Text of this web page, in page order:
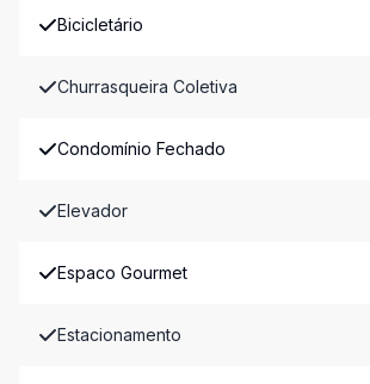
Bicicletário
Churrasqueira Coletiva
Condomínio Fechado
Elevador
Espaco Gourmet
Estacionamento